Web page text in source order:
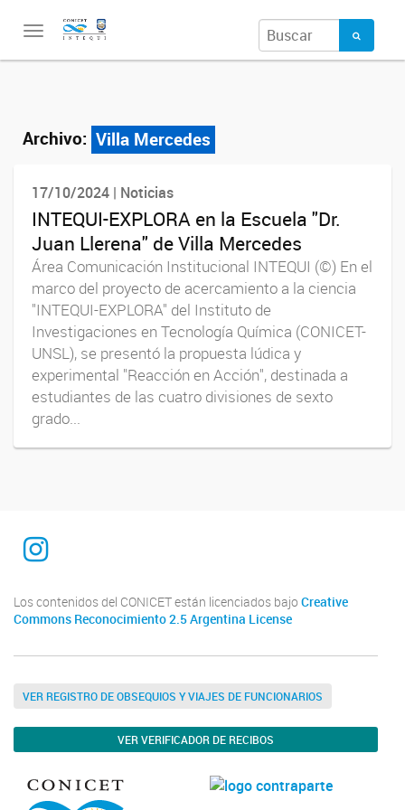
Toggle
Archivo: Villa Mercedes
17/10/2024 | Noticias
INTEQUI-EXPLORA en la Escuela "Dr.
Juan Llerena" de Villa Mercedes
Área Comunicación Institucional INTEQUI (©) En el
marco del proyecto de acercamiento a la ciencia
"INTEQUI-EXPLORA" del Instituto de
Investigaciones en Tecnología Química (CONICET-
UNSL), se presentó la propuesta lúdica y
experimental "Reacción en Acción", destinada a
estudiantes de las cuatro divisiones de sexto
grado...
INTEQUI
Los contenidos del CONICET están licenciados bajo Creative
Commons Reconocimiento 2.5 Argentina License
VER REGISTRO DE OBSEQUIOS Y VIAJES DE FUNCIONARIOS
VER VERIFICADOR DE RECIBOS